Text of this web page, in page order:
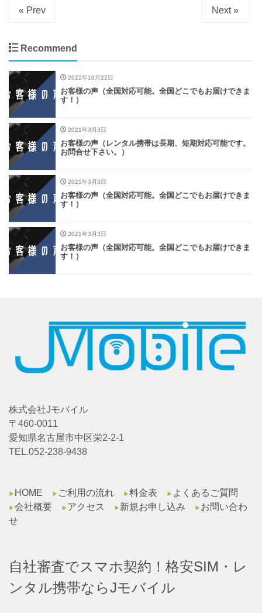
« Prev Next »
Recommend
2022年10月22日
お客様の声（全国対応可能。全国どこでもお届けできま
す！）
2021年3月3日
お客様の声（レンタル携帯は長期、短期対応可能です。
お問合せ下さい。）
2021年3月3日
お客様の声（全国対応可能。全国どこでもお届けできま
す！）
2021年3月3日
お客様の声（全国対応可能。全国どこでもお届けできま
す！）
株式会社Jモバイル
〒460-0011
愛知県名古屋市中区栄2-2-1
TEL.052-238-9438
▶︎ HOME ▶︎ ご利用の流れ ▶︎料金表 ▶︎ よくあるご質問
▶︎会社概要 ▶︎ アクセス ▶︎ 新規お申し込み ▶︎ お問い合わ
せ
自社審査でスマホ契約！格安SIM・レ
ンタル携帯ならJモバイル